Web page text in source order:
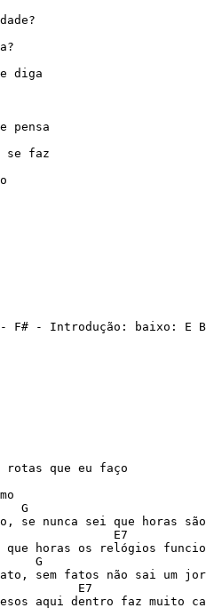
diga
pensa
se faz
A - F# - Introdução: baixo: E
rotas que eu faço
G
se nunca sei que horas são
E7
que horas os relógios
G
sem fatos não sai um
E7
aqui dentro faz muito